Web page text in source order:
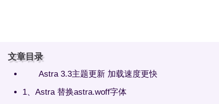
文章目录
Astra 3.3主题更新 加载速度更快
1、Astra 替换astra.woff字体